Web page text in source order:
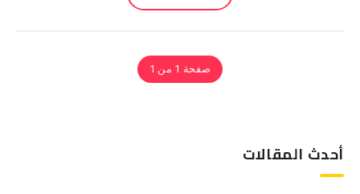
صفحة 1 من 1
أحدث المقالات